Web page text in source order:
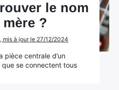
le nom
?
mis à jour le 27/12/2024
pièce centrale d’un
que se connectent tous